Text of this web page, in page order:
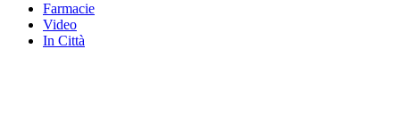
Farmacie
Video
In Città